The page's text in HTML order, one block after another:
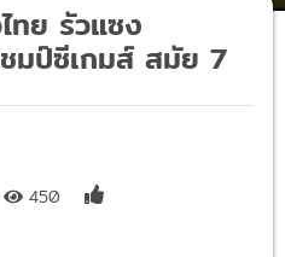
ทย รัวแซง
มป์ซีเกมส์ สมัย 7
450